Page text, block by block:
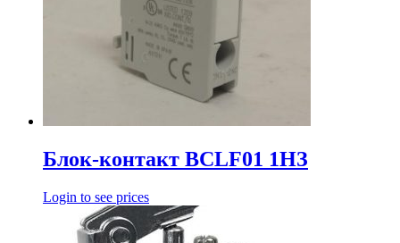
Блок-контакт BCLF01 1HЗ
Login to see prices